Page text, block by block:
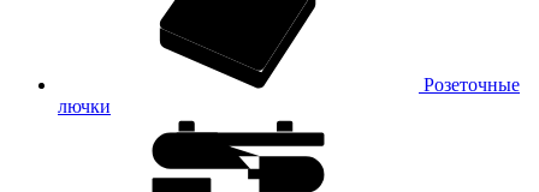
Розеточные
лючки